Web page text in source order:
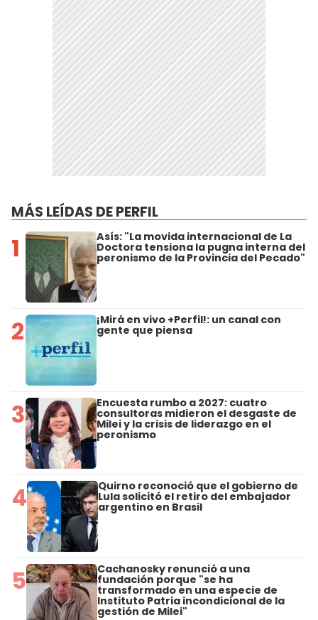
MÁS LEÍDAS DE PERFIL
1 Asís: "La movida internacional de La
Doctora tensiona la pugna interna del
peronismo de la Provincia del Pecado"
2 ¡Mirá en vivo +Perfil!: un canal con
gente que piensa
3 Encuesta rumbo a 2027: cuatro
consultoras midieron el desgaste de
Milei y la crisis de liderazgo en el
peronismo
4 Quirno reconoció que el gobierno de
Lula solicitó el retiro del embajador
argentino en Brasil
5 Cachanosky renunció a una
fundación porque "se ha
transformado en una especie de
Instituto Patria incondicional de la
gestión de Milei"